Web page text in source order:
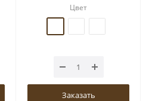
Цвет
Заказать